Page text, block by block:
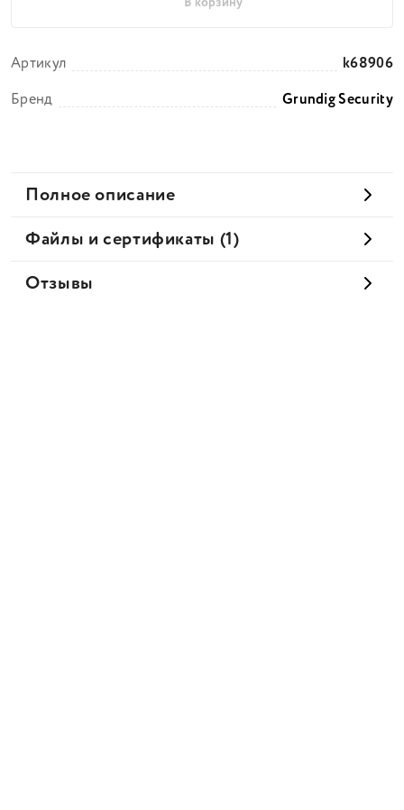
Артикул
k68906
Бренд
Grundig Security
Полное описание
Файлы и сертификаты (1)
Отзывы